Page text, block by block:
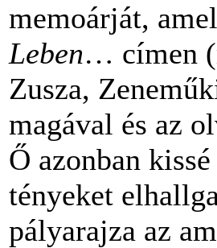
memoárját,
Leben… címen
Zusza,
magával és az
Ő azonban
tényeket
pályarajza az